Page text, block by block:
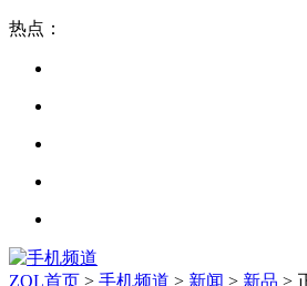
热点：
ZOL首页 > 手机频道 > 新闻 > 新品 >